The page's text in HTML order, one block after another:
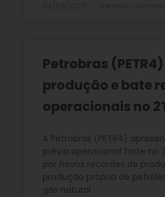
Petrobras
produção e bate
operacionais no
A Petrobras (PETR4)
prévia operacional forte no
por novos recordes de
produção própria de
gás natural